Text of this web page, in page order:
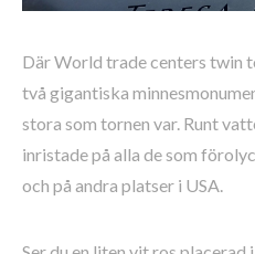
Där World trade centers twin
två gigantiska
stora som tornen var. Runt
inristade på alla de som
och på andra platser i USA.